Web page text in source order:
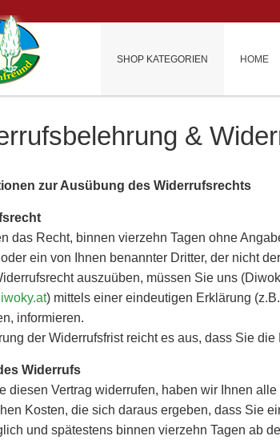
SHOP KATEGORIEN HOME
&
zur Ausübung des Widerrufsrechts
das Recht, binnen vierzehn Tagen ohne
ein von Ihnen benannter Dritter, der nicht
auszuüben, müssen Sie uns
) mittels einer eindeutigen Erklärung
informieren.
der Widerrufsfrist reicht es aus, dass Sie
Widerrufs
diesen Vertrag widerrufen, haben wir Ihnen
Kosten, die sich daraus ergeben, dass Sie
und spätestens binnen vierzehn Tagen ab